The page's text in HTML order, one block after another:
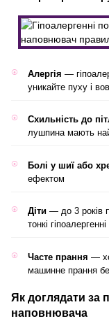
Алергія —
уникайте пуху і
Схильність до
лушпина мають
Болі у шиї або
ефектом
Діти — до 3 років
тонкі гіпоалергенні
Часте прання —
машинне прання
Як доглядати за
наповнювача